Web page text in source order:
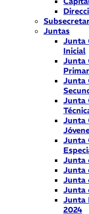
Juntas
Junta
Inicial
Junta
Junta
Junta
Junta
Junta
Junta
Junta
Junta
Junta
Junta
2024